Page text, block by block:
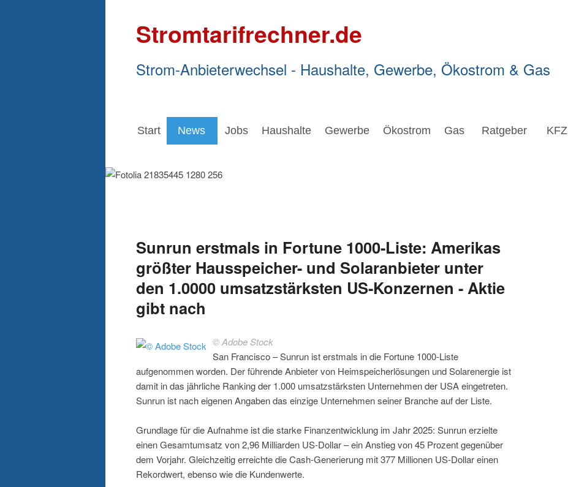
Stromtarifrechner.de
Strom-Anbieterwechsel - Haushalte, Gewerbe, Ökostrom & Gas
Start News Jobs Haushalte Gewerbe Ökostrom Gas Ratgeber KFZ
Sunrun erstmals in Fortune 1000-Liste: Amerikas
größter Hausspeicher- und Solaranbieter unter
den 1.0000 umsatzstärksten US-Konzernen - Aktie
gibt nach
© Adobe Stock
San Francisco – Sunrun ist erstmals in die Fortune 1000-Liste
aufgenommen worden. Der führende Anbieter von Heimspeicherlösungen und Solarenergie ist
damit in das jährliche Ranking der 1.000 umsatzstärksten Unternehmen der USA eingetreten.
Sunrun ist nach eigenen Angaben das einzige Unternehmen seiner Branche auf der Liste.
Grundlage für die Aufnahme ist die starke Finanzentwicklung im Jahr 2025: Sunrun erzielte
einen Gesamtumsatz von 2,96 Milliarden US-Dollar – ein Anstieg von 45 Prozent gegenüber
dem Vorjahr. Gleichzeitig erreichte die Cash-Generierung mit 377 Millionen US-Dollar einen
Rekordwert, ebenso wie die Kundenwerte.